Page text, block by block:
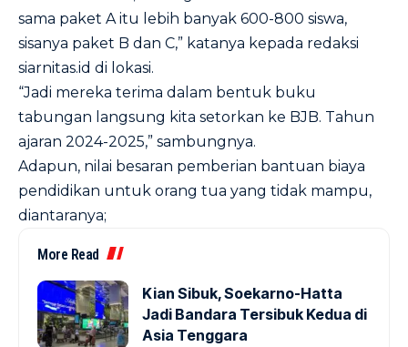
sama paket A itu lebih banyak 600-800 siswa,
sisanya paket B dan C,” katanya kepada redaksi
siarnitas.id di lokasi.
“Jadi mereka terima dalam bentuk buku
tabungan langsung kita setorkan ke BJB. Tahun
ajaran 2024-2025,” sambungnya.
Adapun, nilai besaran pemberian bantuan biaya
pendidikan untuk orang tua yang tidak mampu,
diantaranya;
More Read
Kian Sibuk, Soekarno-Hatta
Jadi Bandara Tersibuk Kedua di
Asia Tenggara